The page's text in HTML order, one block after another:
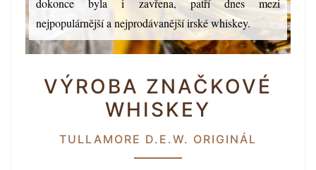
dokonce byla i zavřena, patří dnes mezi
nejpopulárnější a nejprodávanější irské whiskey.
VÝROBA ZNAČKOVÉ
WHISKEY
TULLAMORE D.E.W. ORIGINÁL